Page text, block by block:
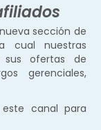
sección de
cual nuestras
sus ofertas de
gerenciales,
canal para